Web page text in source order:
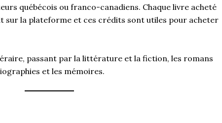
québécois ou franco-canadiens. Chaque livre acheté
sur la plateforme et ces crédits sont utiles pour acheter
passant par la littérature et la fiction, les romans
et les mémoires.